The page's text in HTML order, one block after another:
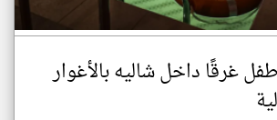
غرقًا داخل شاليه بالأغوار